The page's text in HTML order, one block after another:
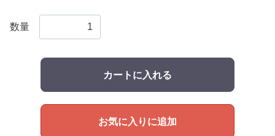
数量
カートに入れる
お気に入りに追加